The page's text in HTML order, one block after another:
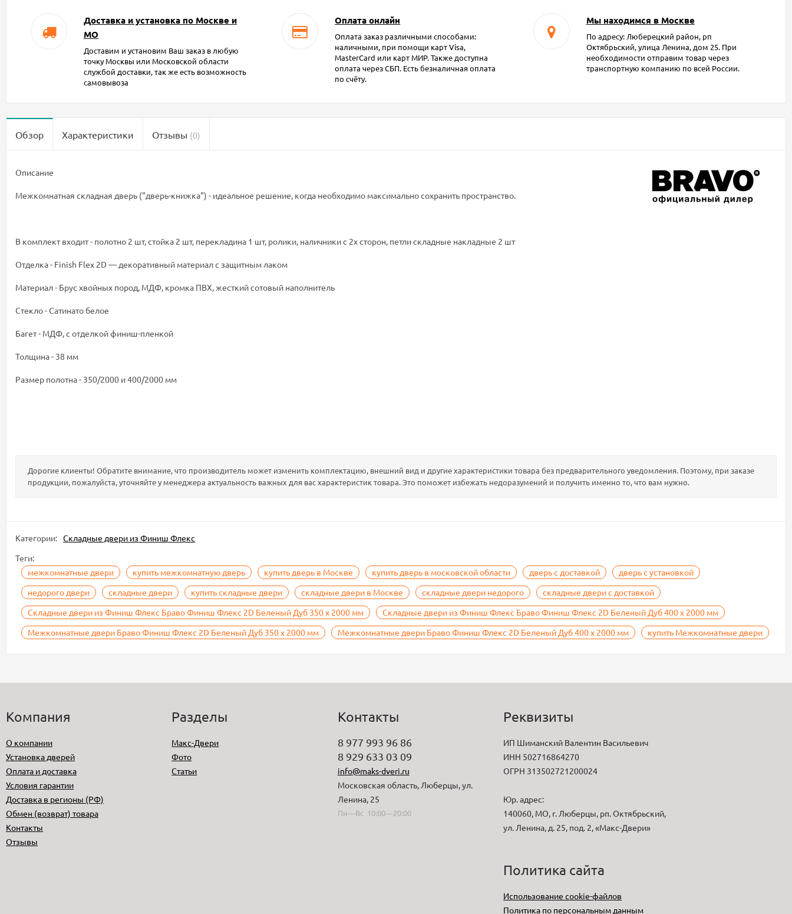
Доставка и установка по Москве и
МО
Доставим и установим Ваш заказ в любую
точку Москвы или Московской области
службой доставки, так же есть возможность
самовывоза
Оплата онлайн
Оплата заказ различными способами:
наличными, при помощи карт Visa,
MasterCard или карт МИР. Также доступна
оплата через СБП. Есть безналичная оплата
по счёту.
Мы находимся в Москве
По адресу: Люберецкий район, рп
Октябрьский, улица Ленина, дом 25. При
необходимости отправим товар через
транспортную компанию по всей России.
Обзор Характеристики Отзывы (0)
Описание
Межкомнатная складная дверь ("дверь-книжка") - идеальное решение, когда необходимо максимально сохранить пространство.
В комплект входит - полотно 2 шт, стойка 2 шт, перекладина 1 шт, ролики, наличники с 2х сторон, петли складные накладные 2 шт
Отделка - Finish Flex 2D — декоративный материал с защитным лаком
Материал - Брус хвойных пород, МДФ, кромка ПВХ, жесткий сотовый наполнитель
Стекло - Сатинато белое
Багет - МДФ, с отделкой финиш-пленкой
Толщина - 38 мм
Размер полотна - 350/2000 и 400/2000 мм
Дорогие клиенты! Обратите внимание, что производитель может изменить комплектацию, внешний вид и другие характеристики товара без предварительного уведомления. Поэтому, при заказе
продукции, пожалуйста, уточняйте у менеджера актуальность важных для вас характеристик товара. Это поможет избежать недоразумений и получить именно то, что вам нужно.
Категории: Складные двери из Финиш Флекс
Теги:
межкомнатные двери
купить межкомнатную дверь купить дверь в Москве купить дверь в московской области дверь с доставкой
дверь с установкой
недорого двери
складные двери купить складные двери складные двери в Москве складные двери недорого
складные двери с доставкой
Складные двери из Финиш Флекс Браво Финиш Флекс 2D Беленый Дуб 350 х 2000 мм
Складные двери из Финиш Флекс Браво Финиш Флекс 2D Беленый Дуб 400 х 2000 мм
Межкомнатные двери Браво Финиш Флекс 2D Беленый Дуб 350 х 2000 мм
Межкомнатные двери Браво Финиш Флекс 2D Беленый Дуб 400 х 2000 мм купить Межкомнатные двери
Компания
О компании
Установка дверей
Оплата и доставка
Условия гарантии
Доставка в регионы (РФ)
Обмен (возврат) товара
Контакты
Отзывы
Разделы
Макс-Двери
Фото
Статьи
Контакты
8 977 993 96 86
8 929 633 03 09
info@maks-dveri.ru
Московская область, Люберцы, ул.
Ленина, 25
Пн—Вс 10:00—20:00
Реквизиты
ИП Шиманский Валентин Васильевич
ИНН 502716864270
ОГРН 313502721200024
Юр. адрес:
140060, МО, г. Люберцы, рп. Октябрьский,
ул. Ленина, д. 25, под. 2, «Макс-Двери»
Политика сайта
Использование cookie-файлов
Политика по персональным данным